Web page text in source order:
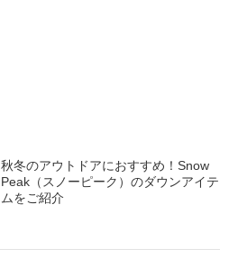
秋冬のアウトドアにおすすめ！Snow
Peak（スノーピーク）のダウンアイテ
ムをご紹介